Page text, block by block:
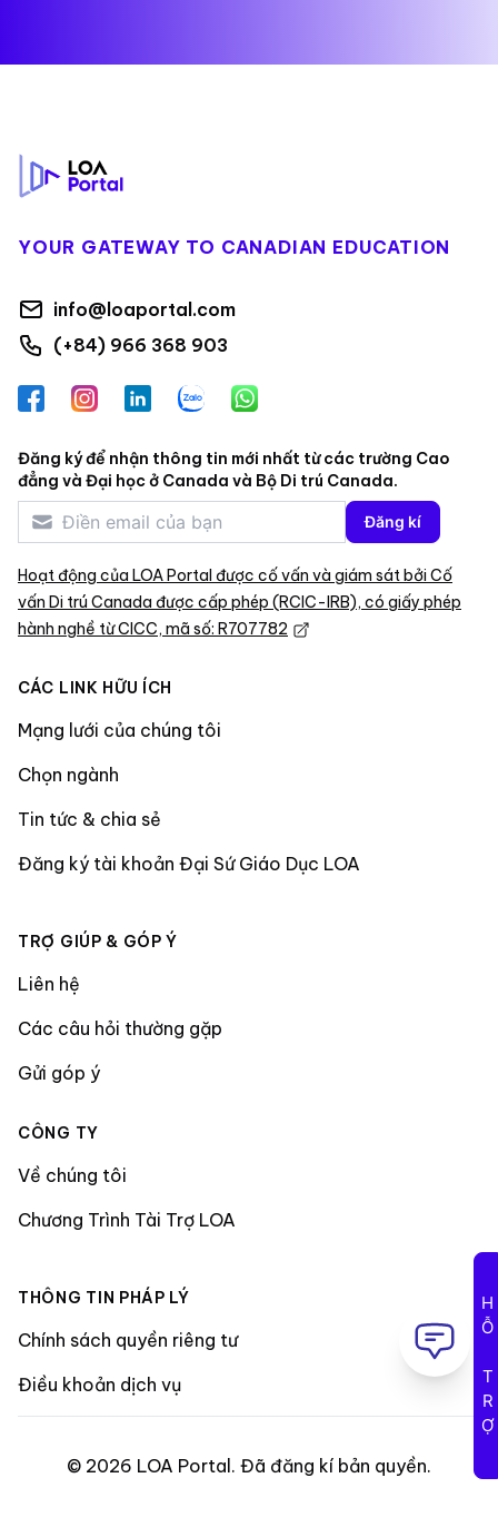
YOUR GATEWAY TO CANADIAN EDUCATION
info@loaportal.com
(+84) 966 368 903
FacebookInstagramLinkedInZalo WhatsApp
Đăng ký để nhận thông tin mới nhất từ các trường Cao
đẳng và Đại học ở Canada và Bộ Di trú Canada.
Đăng kí
Hoạt động của LOA Portal được cố vấn và giám sát bởi Cố
vấn Di trú Canada được cấp phép (RCIC-IRB), có giấy phép
hành nghề từ CICC, mã số: R707782
CÁC LINK HỮU ÍCH
Mạng lưới của chúng tôi
Chọn ngành
Tin tức & chia sẻ
Đăng ký tài khoản Đại Sứ Giáo Dục LOA
TRỢ GIÚP & GÓP Ý
Liên hệ
Các câu hỏi thường gặp
Gửi góp ý
CÔNG TY
Về chúng tôi
Chương Trình Tài Trợ LOA
THÔNG TIN PHÁP LÝ
Chính sách quyền riêng tư
Điều khoản dịch vụ
© 2026 LOA Portal . Đã đăng kí bản quyền.
HỖ TRỢ